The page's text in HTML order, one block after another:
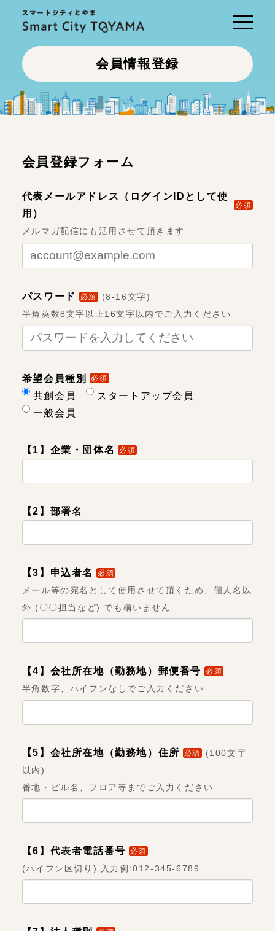
会員情報登録
会員登録フォーム
代表メールアドレス（ログインIDとして使
用）
必須
メルマガ配信にも活用させて頂きます
パスワード 必須 (8-16文字)
半角英数8文字以上16文字以内でご入力ください
希望会員種別 必須
共創会員
スタートアップ会員
一般会員
【1】企業・団体名 必須
【2】部署名
【3】申込者名 必須
メール等の宛名として使用させて頂くため、個人名以
外 (〇〇担当など) でも構いません
【4】会社所在地（勤務地）郵便番号 必須
半角数字、ハイフンなしでご入力ください
【5】会社所在地（勤務地）住所 必須 (100文字
以内)
番地・ビル名、フロア等までご入力ください
【6】代表者電話番号 必須
(ハイフン区切り) 入力例:012-345-6789